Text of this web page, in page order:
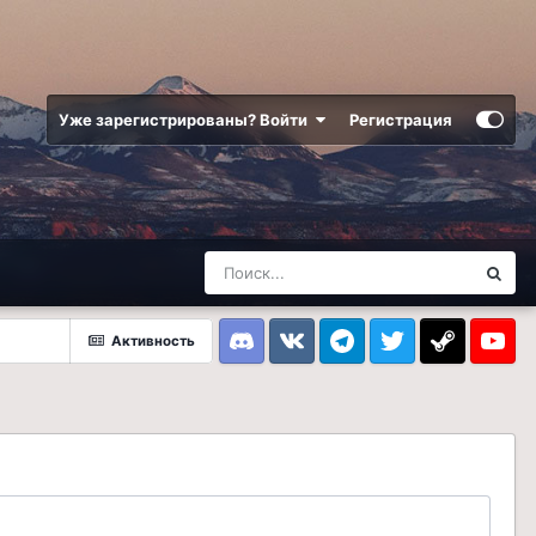
Уже зарегистрированы? Войти Регистрация
Активность
DiscordVK TelegramTwitter Steam